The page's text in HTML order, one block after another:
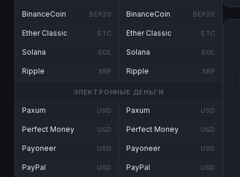
BinanceCoin BEP20
Ether Classic ETC
Solana SOL
Ripple XRP
BinanceCoin BEP20
Ether Classic ETC
Solana SOL
Ripple XRP
ЭЛЕКТРОННЫЕ ДЕНЬГИ
Paxum USD
Perfect Money USD
Payoneer USD
PayPal USD
Paxum USD
Perfect Money USD
Payoneer USD
PayPal USD